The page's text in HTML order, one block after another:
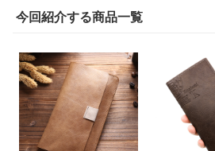
今回紹介する商品一覧